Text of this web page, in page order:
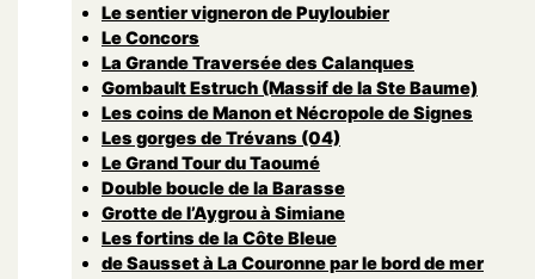
Le sentier vigneron de Puyloubier
Le Concors
La Grande Traversée des Calanques
Gombault Estruch (Massif de la Ste Baume)
Les coins de Manon et Nécropole de Signes
Les gorges de Trévans (04)
Le Grand Tour du Taoumé
Double boucle de la Barasse
Grotte de l’Aygrou à Simiane
Les fortins de la Côte Bleue
de Sausset à La Couronne par le bord de mer